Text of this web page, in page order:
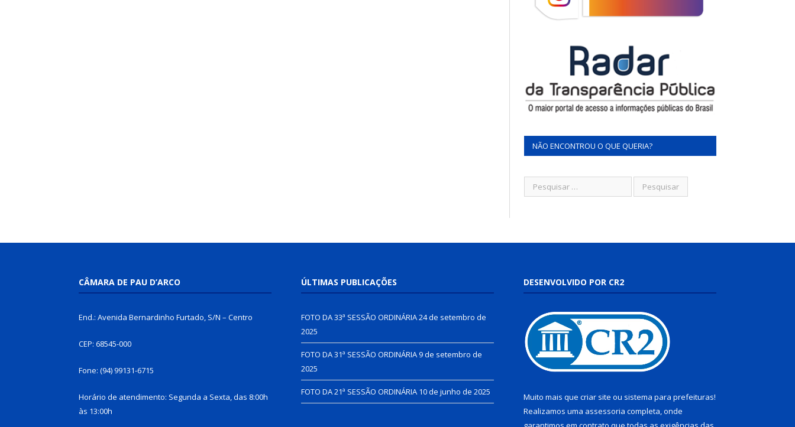
NÃO ENCONTROU O QUE QUERIA?
CÂMARA DE PAU D’ARCO
End.: Avenida Bernardinho Furtado, S/N – Centro
CEP: 68545-000
Fone: (94) 99131-6715
Horário de atendimento: Segunda a Sexta, das 8:00h
às 13:00h
ÚLTIMAS PUBLICAÇÕES
FOTO DA 33ª SESSÃO ORDINÁRIA24 de setembro de
2025
FOTO DA 31ª SESSÃO ORDINÁRIA9 de setembro de
2025
FOTO DA 21ª SESSÃO ORDINÁRIA 10 de junho de 2025
DESENVOLVIDO POR CR2
Muito mais que criar site ou sistema para prefeituras!
Realizamos uma assessoria completa, onde